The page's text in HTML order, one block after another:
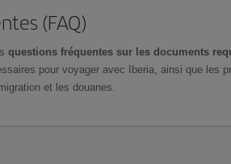
(FAQ)
questions fréquentes sur les documents
pour voyager avec Iberia, ainsi que les
et les douanes.